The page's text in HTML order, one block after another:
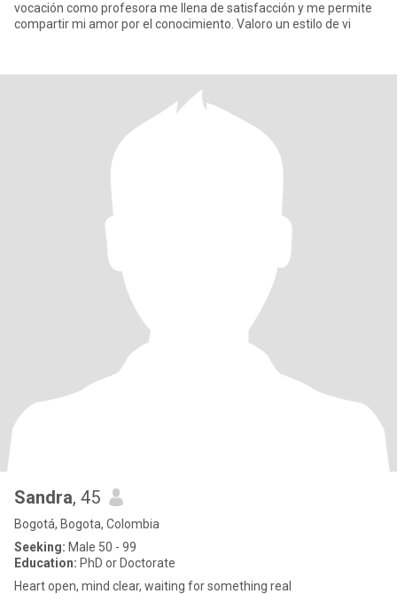
vocación como profesora me llena de satisfacción y me permite
compartir mi amor por el conocimiento. Valoro un estilo de vi
Sandra, 45
Bogotá, Bogota, Colombia
Seeking: Male 50 - 99
Education: PhD or Doctorate
Heart open, mind clear, waiting for something real